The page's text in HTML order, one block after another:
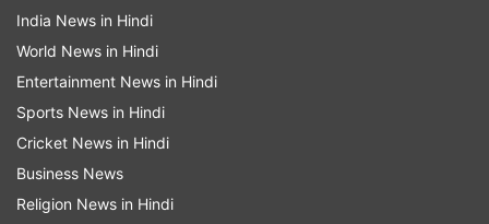
India News in Hindi
World News in Hindi
Entertainment News in Hindi
Sports News in Hindi
Cricket News in Hindi
Business News
Religion News in Hindi